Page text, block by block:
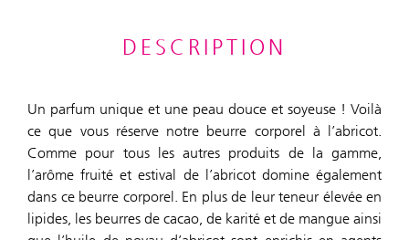
DESCRIPTION
Un parfum unique et une peau douce et soyeuse ! Voilà
ce que vous réserve notre beurre corporel à l’abricot.
Comme pour tous les autres produits de la gamme,
l’arôme fruité et estival de l’abricot domine également
dans ce beurre corporel. En plus de leur teneur élevée en
lipides, les beurres de cacao, de karité et de mangue ainsi